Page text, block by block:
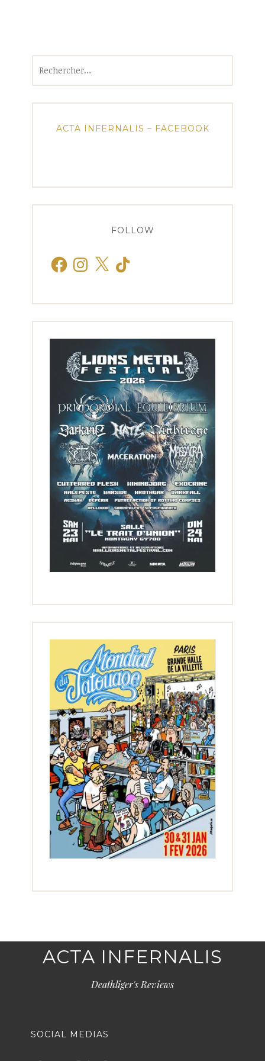
ACTA INFERNALIS – FACEBOOK
FOLLOW
FacebookInstagram
X TikTok
ACTA INFERNALIS
Deathliger's Reviews
SOCIAL MEDIAS